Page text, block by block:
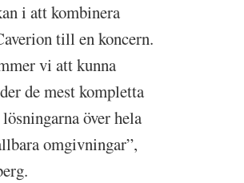
i att kombinera
till en koncern.
vi att kunna
de mest kompletta
över hela
omgivningar”,